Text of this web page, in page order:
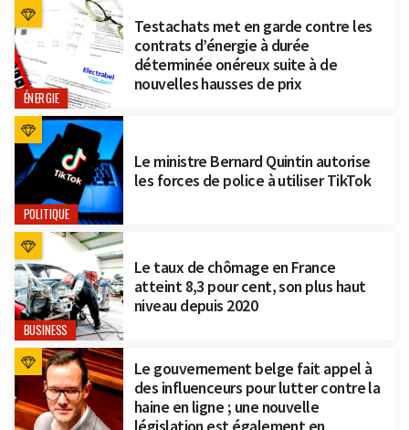
ÉNERGIE
Testachats met en garde contre les
contrats d’énergie à durée
déterminée onéreux suite à de
nouvelles hausses de prix
POLITIQUE
Le ministre Bernard Quintin autorise
les forces de police à utiliser TikTok
BUSINESS
Le taux de chômage en France
atteint 8,3 pour cent, son plus haut
niveau depuis 2020
Le gouvernement belge fait appel à
des influenceurs pour lutter contre la
haine en ligne ; une nouvelle
législation est également en